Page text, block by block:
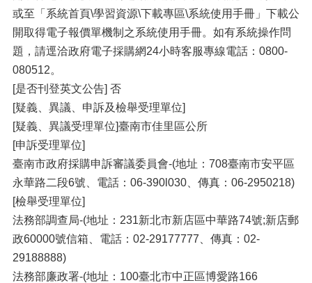
或至「系統首頁\學習資源\下載專區\系統使用手冊」下載公
開取得電子報價單機制之系統使用手冊。如有系統操作問
題，請逕洽政府電子採購網24小時客服專線電話：0800-
080512。
[是否刊登英文公告] 否
[疑義、異議、申訴及檢舉受理單位]
[疑義、異議受理單位]臺南市佳里區公所
[申訴受理單位]
臺南市政府採購申訴審議委員會-(地址：708臺南市安平區
永華路二段6號、電話：06-390l030、傳真：06-2950218)
[檢舉受理單位]
法務部調查局-(地址：231新北市新店區中華路74號;新店郵
政60000號信箱、電話：02-29177777、傳真：02-
29188888)
法務部廉政署-(地址：100臺北市中正區博愛路166